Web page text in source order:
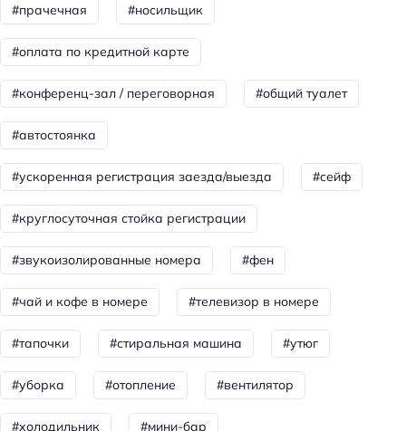
Фен
Номера со звукоизоляцией
Уборка
Санузел в номере
Двуспальная кровать кинг-сайз
Питание
Завтрак
Красота и здоровье
Душ
Спорт и развлечения
Терраса
Для семей
Детский стульчик
#прачечная #носильщик
#оплата по кредитной карте
#конференц-зал / переговорная #общий туалет
#автостоянка
#ускоренная регистрация заезда/выезда #сейф
#круглосуточная стойка регистрации
#звукоизолированные номера #фен
#чай и кофе в номере #телевизор в номере
#тапочки #стиральная машина #утюг
#уборка #отопление #вентилятор
#холодильник #мини-бар